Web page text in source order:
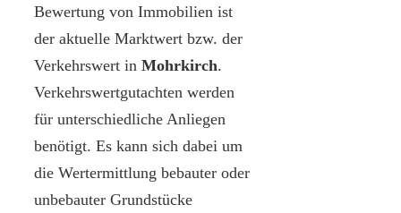
Bewertung von Immobilien ist
der aktuelle Marktwert bzw. der
Verkehrswert in Mohrkirch.
Verkehrswertgutachten werden
für unterschiedliche Anliegen
benötigt. Es kann sich dabei um
die Wertermittlung bebauter oder
unbebauter Grundstücke